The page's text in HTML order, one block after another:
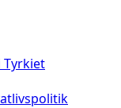
Tyrkiet